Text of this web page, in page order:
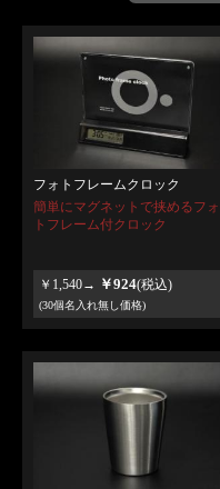
フォトフレームクロック
簡単にマグネットで挟めるフォ
トフレーム付クロック
￥1,540→ ￥924(税込)
(30個名入れ無し価格)